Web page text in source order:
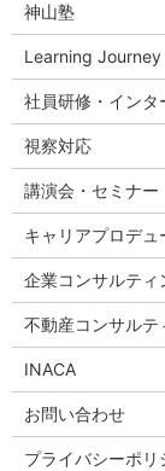
神山塾
Learning Journey
社員研修・インタ
視察対応
講演会・セミナー
キャリアプロデュ
企業コンサルティ
不動産コンサルテ
INACA
お問い合わせ
プライバシーポリ